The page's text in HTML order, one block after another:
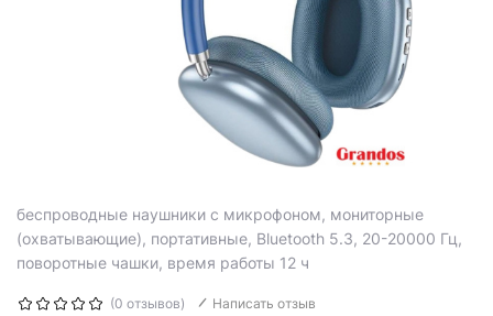
беспроводные наушники с микрофоном, мониторные
(охватывающие), портативные, Bluetooth 5.3, 20-20000 Гц,
поворотные чашки, время работы 12 ч
(0 отзывов) Написать отзыв